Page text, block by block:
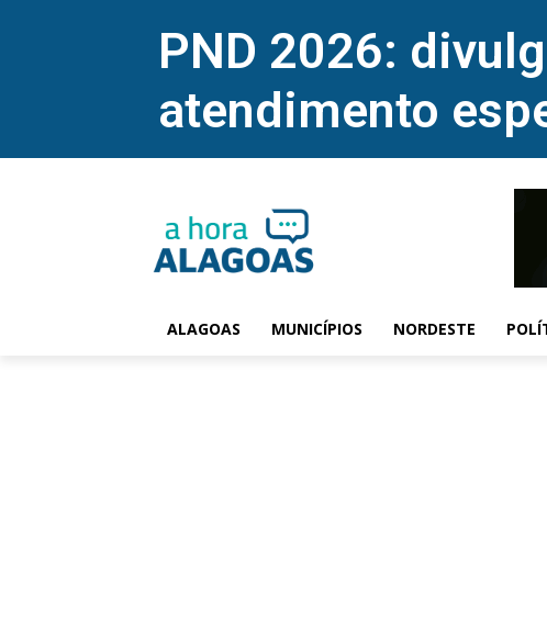
PND 2026:
atendimento
ALAGOAS MUNICÍPIOS NORDESTE